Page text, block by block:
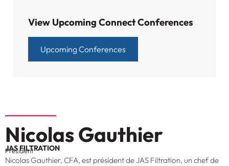
View Upcoming Connect Conferences
Upcoming Conferences
Nicolas Gauthier
JAS FILTRATION
Président
Nicolas Gauthier, CFA, est président de JAS Filtration, un chef de